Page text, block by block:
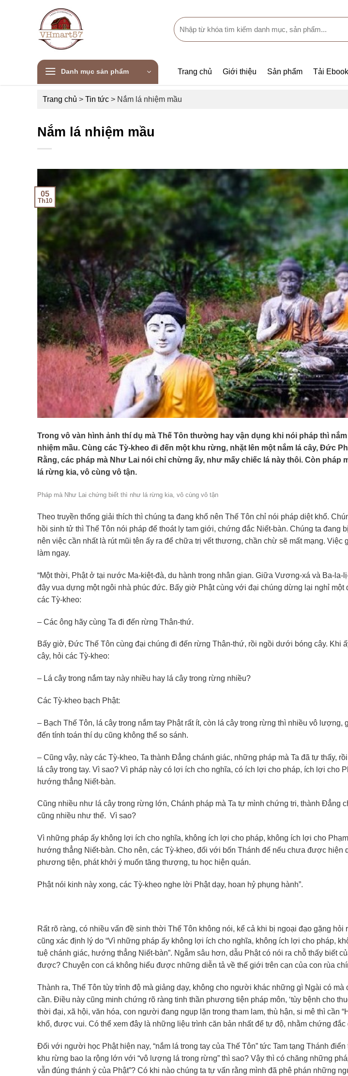
Search
for:
Danh mục sản phẩm Trang chủ Giới thiệu Sản phẩm Tải
Trang chủ > Tin tức > Nắm lá nhiệm mầu
Nắm lá nhiệm mầu
05
Th10
Trong vô vàn hình ảnh thí dụ mà Thế Tôn thường hay vận dụng khi nói pháp thì
nhiệm mầu. Cùng các Tỳ-kheo đi đến một khu rừng, nhặt lên một nắm lá cây, Đức
Rằng, các pháp mà Như Lai nói chỉ chừng ấy, như mấy chiếc lá này thôi. Còn pháp
lá rừng kia, vô cùng vô tận.
Pháp mà Như Lai chứng biết thì như lá rừng kia, vô cùng vô tận
Theo truyền thống giải thích thì chúng ta đang khổ nên Thế Tôn chỉ nói pháp diệt khổ.
hồi sinh tử thì Thế Tôn nói pháp để thoát ly tam giới, chứng đắc Niết-bàn. Chúng ta đang
nên việc cần nhất là rút mũi tên ấy ra để chữa trị vết thương, chần chừ sẽ mất mạng. Việc
làm ngay.
“Một thời, Phật ở tại nước Ma-kiệt-đà, du hành trong nhân gian. Giữa Vương-xá và Ba-la-
đây vua dựng một ngôi nhà phúc đức. Bấy giờ Phật cùng với đại chúng dừng lại nghỉ một
các Tỳ-kheo:
– Các ông hãy cùng Ta đi đến rừng Thân-thứ.
Bấy giờ, Đức Thế Tôn cùng đại chúng đi đến rừng Thân-thứ, rồi ngồi dưới bóng cây. Khi
cây, hỏi các Tỳ-kheo:
– Lá cây trong nắm tay này nhiều hay lá cây trong rừng nhiều?
Các Tỳ-kheo bạch Phật:
– Bạch Thế Tôn, lá cây trong nắm tay Phật rất ít, còn lá cây trong rừng thì nhiều vô lượng,
đến tính toán thí dụ cũng không thể so sánh.
– Cũng vậy, này các Tỳ-kheo, Ta thành Đẳng chánh giác, những pháp mà Ta đã tự thấy,
lá cây trong tay. Vì sao? Vì pháp này có lợi ích cho nghĩa, có ích lợi cho pháp, ích lợi cho
hướng thẳng Niết-bàn.
Cũng nhiều như lá cây trong rừng lớn, Chánh pháp mà Ta tự mình chứng tri, thành Đẳng
cũng nhiều như thế. Vì sao?
Vì những pháp ấy không lợi ích cho nghĩa, không ích lợi cho pháp, không ích lợi cho
hướng thẳng Niết-bàn. Cho nên, các Tỳ-kheo, đối với bốn Thánh đế nếu chưa được hiện
phương tiện, phát khởi ý muốn tăng thượng, tu học hiện quán.
Phật nói kinh này xong, các Tỳ-kheo nghe lời Phật dạy, hoan hỷ phụng hành”.
Rất rõ ràng, có nhiều vấn đề sinh thời Thế Tôn không nói, kể cả khi bị ngoại đạo gặng
cũng xác định lý do “Vì những pháp ấy không lợi ích cho nghĩa, không ích lợi cho pháp,
tuệ chánh giác, hướng thẳng Niết-bàn”. Ngẫm sâu hơn, dẫu Phật có nói ra chỗ thấy biết
được? Chuyện con cá không hiểu được những diễn tả về thế giới trên cạn của con rùa
Thành ra, Thế Tôn tùy trình độ mà giảng dạy, không cho người khác những gì Ngài có
cần. Điều này cũng minh chứng rõ ràng tinh thần phương tiện pháp môn, ‘tùy bệnh cho
thời đại, xã hội, văn hóa, con người đang ngụp lặn trong tham lam, thù hận, si mê thì cần
khổ, được vui. Có thể xem đây là những liệu trình căn bản nhất để tự độ, nhằm chứng đắc
Đối với người học Phật hiện nay, “nắm lá trong tay của Thế Tôn” tức Tam tạng Thánh
khu rừng bao la rộng lớn với “vô lượng lá trong rừng” thì sao? Vậy thì có chăng những
vẫn đúng thánh ý của Phật”? Có khi nào chúng ta tự vấn rằng mình đã phê phán những